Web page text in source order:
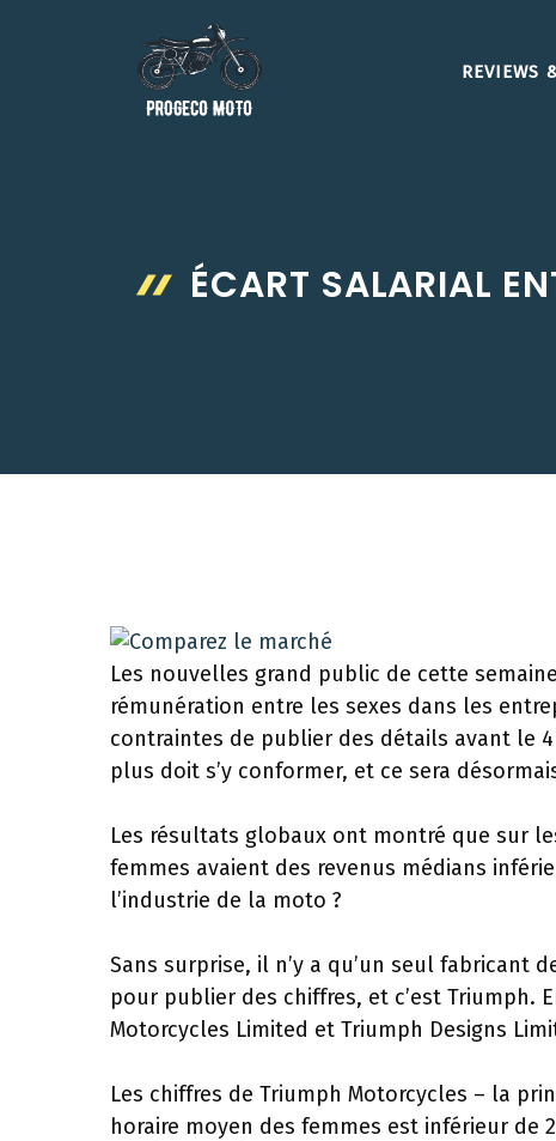
REVIEWS
ÉCART SALARIAL
Les nouvelles grand public de cette
rémunération entre les sexes dans les
contraintes de publier des détails avant le
plus doit s’y conformer, et ce sera
Les résultats globaux ont montré que sur
femmes avaient des revenus médians
l’industrie de la moto ?
Sans surprise, il n’y a qu’un seul fabricant
pour publier des chiffres, et c’est Triumph.
Motorcycles Limited et Triumph Designs
Les chiffres de Triumph Motorcycles – la
horaire moyen des femmes est inférieur de